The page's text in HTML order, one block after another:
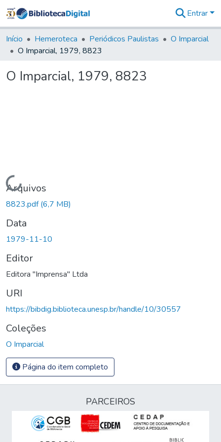
&
Coleções
Tudo na
Digital
Entrar
Início Hemeroteca Periódicos Paulistas
O Imparcial
O Imparcial, 1979, 8823
O Imparcial, 1979, 8823
Carregando...
Arquivos
8823.pdf(6,7 MB)
Data
1979-11-10
Editor
Editora "Imprensa" Ltda
URI
https://bibdig.biblioteca.unesp.br/handle/10/30557
Coleções
O Imparcial
Página do item completo
PARCEIROS